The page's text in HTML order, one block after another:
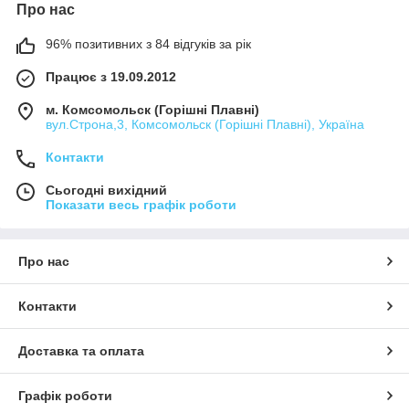
Про нас
96% позитивних з 84 відгуків за рік
Працює з 19.09.2012
м. Комсомольск (Горішні Плавні)
вул.Строна,3, Комсомольск (Горішні Плавні), Україна
Контакти
Сьогодні вихідний
Показати весь графік роботи
Про нас
Контакти
Доставка та оплата
Графік роботи